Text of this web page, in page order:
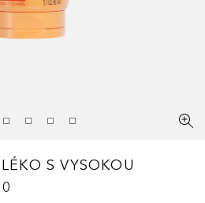
S VYSOKOU